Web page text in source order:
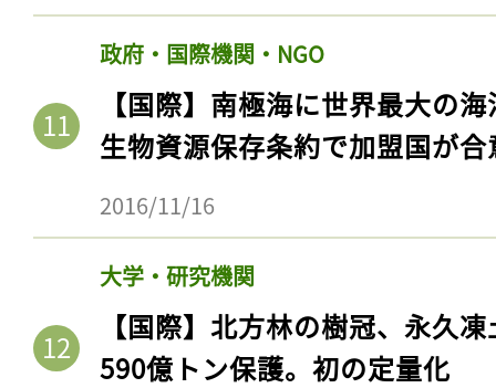
政府・国際機関・NGO
【国際】南極海に世界最大の
生物資源保存条約で加盟国が合
2016/11/16
大学・研究機関
【国際】北方林の樹冠、永久
590億トン保護。初の定量化